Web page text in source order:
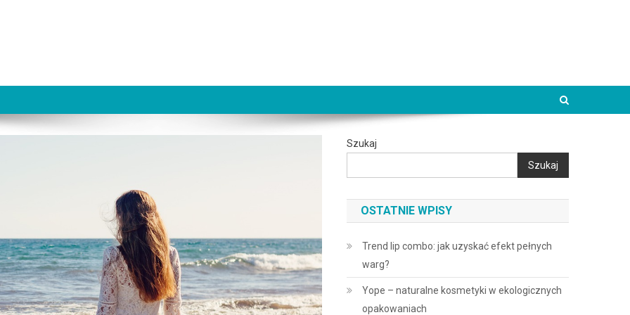
Szukaj
Szukaj
OSTATNIE WPISY
Trend lip combo: jak uzyskać efekt pełnych
warg?
Yope – naturalne kosmetyki w ekologicznych
opakowaniach